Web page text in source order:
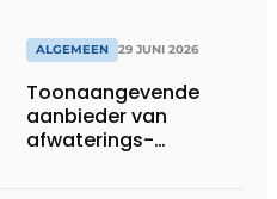
ALGEMEEN 29 JUNI 2026
Toonaangevende
aanbieder van
afwaterings-